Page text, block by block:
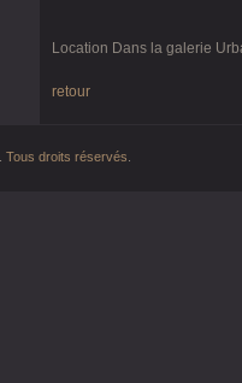
Location Dans la galerie
retour
Tous droits réservés